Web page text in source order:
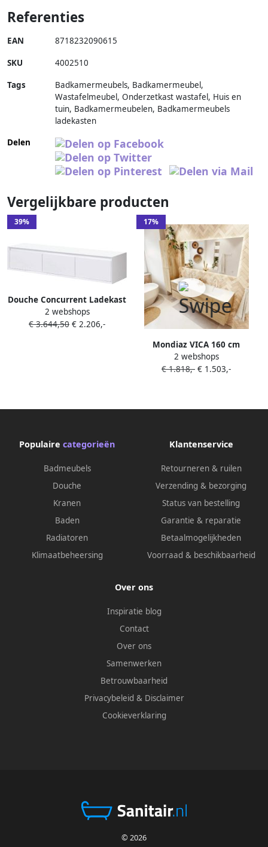
Referenties
EAN 8718232090615
SKU 4002510
Tags
Badkamermeubels, Badkamermeubel,
Wastafelmeubel, Onderzetkast wastafel, Huis en
tuin, Badkamermeubelen, Badkamermeubels
ladekasten
Delen
Vergelijkbare producten
39%
Douche Concurrent Ladekast
Horizon Hangend
120x40x40cm MDF Mat Wit
2 webshops
€ 3.644,50 € 2.206,-
17%
Mondiaz VICA 160 cm
badmeubel onderkast
Washed Oak 4 lades.
2 webshops
€ 1.818,- € 1.503,-
Populaire categorieën
Badmeubels
Douche
Kranen
Baden
Radiatoren
Klimaatbeheersing
Klantenservice
Retourneren & ruilen
Verzending & bezorging
Status van bestelling
Garantie & reparatie
Betaalmogelijkheden
Voorraad & beschikbaarheid
Over ons
Inspiratie blog
Contact
Over ons
Samenwerken
Betrouwbaarheid
Privacybeleid & Disclaimer
Cookieverklaring
© 2026